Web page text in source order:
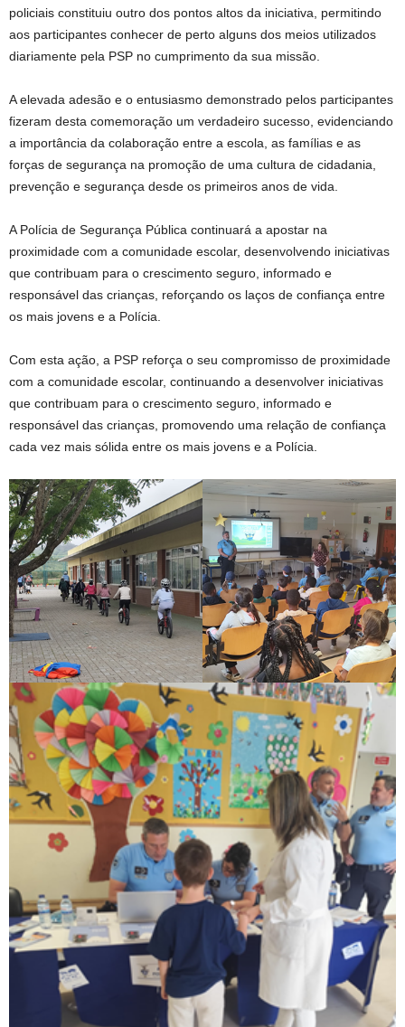
policiais constituiu outro dos pontos altos da iniciativa, permitindo
aos participantes conhecer de perto alguns dos meios utilizados
diariamente pela PSP no cumprimento da sua missão.
A elevada adesão e o entusiasmo demonstrado pelos participantes
fizeram desta comemoração um verdadeiro sucesso, evidenciando
a importância da colaboração entre a escola, as famílias e as
forças de segurança na promoção de uma cultura de cidadania,
prevenção e segurança desde os primeiros anos de vida.
A Polícia de Segurança Pública continuará a apostar na
proximidade com a comunidade escolar, desenvolvendo iniciativas
que contribuam para o crescimento seguro, informado e
responsável das crianças, reforçando os laços de confiança entre
os mais jovens e a Polícia.
Com esta ação, a PSP reforça o seu compromisso de proximidade
com a comunidade escolar, continuando a desenvolver iniciativas
que contribuam para o crescimento seguro, informado e
responsável das crianças, promovendo uma relação de confiança
cada vez mais sólida entre os mais jovens e a Polícia.